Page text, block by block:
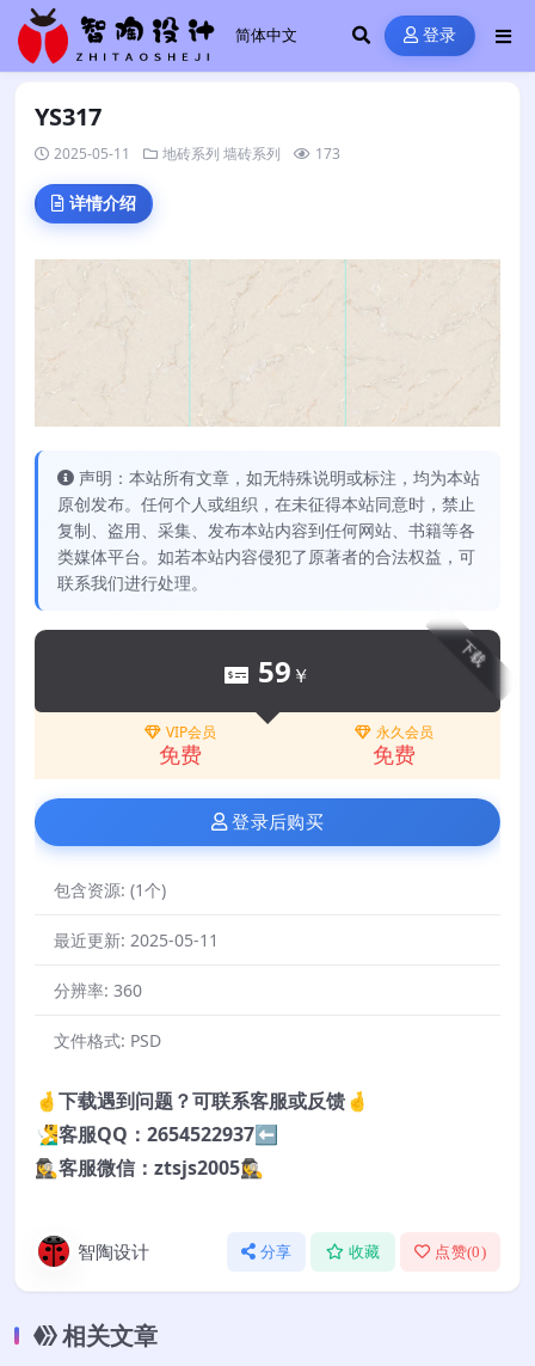
登录
YS317
2025-05-11 地砖系列 墙砖系列 173
详情介绍
声明：本站所有文章，如无特殊说明或标注，均为本站
原创发布。任何个人或组织，在未征得本站同意时，禁止
复制、盗用、采集、发布本站内容到任何网站、书籍等各
类媒体平台。如若本站内容侵犯了原著者的合法权益，可
联系我们进行处理。
下载
59 ￥
VIP会员
免费
永久会员
免费
登录后购买
包含资源: (1个)
最近更新: 2025-05-11
分辨率: 360
文件格式: PSD
🤞下载遇到问题？可联系客服或反馈🤞
🧏‍♂️客服QQ：2654522937⬅️
🕵️‍♀️客服微信：ztsjs2005🕵️‍♀️
智陶设计 分享 收藏 点赞(0)
相关文章